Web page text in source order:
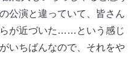
公演と違っていて、皆さん
が近づいた……という感じ
いちばんなので、それをや